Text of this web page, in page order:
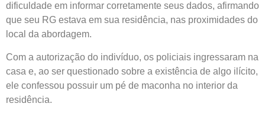
dificuldade em informar corretamente seus dados, afirmando
que seu RG estava em sua residência, nas proximidades do
local da abordagem.
Com a autorização do indivíduo, os policiais ingressaram na
casa e, ao ser questionado sobre a existência de algo ilícito,
ele confessou possuir um pé de maconha no interior da
residência.